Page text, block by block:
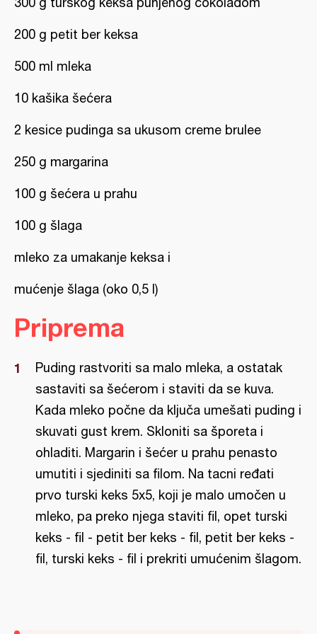
200 g petit ber keksa
500 ml mleka
10 kašika šećera
2 kesice pudinga sa ukusom creme brulee
250 g margarina
100 g šećera u prahu
100 g šlaga
mleko za umakanje keksa i
mućenje šlaga (oko 0,5 l)
Priprema
Puding rastvoriti sa malo mleka, a ostatak
sastaviti sa šećerom i staviti da se kuva.
Kada mleko počne da ključa umešati puding i
skuvati gust krem. Skloniti sa šporeta i
ohladiti. Margarin i šećer u prahu penasto
umutiti i sjediniti sa filom. Na tacni ređati
prvo turski keks 5x5, koji je malo umočen u
mleko, pa preko njega staviti fil, opet turski
keks - fil - petit ber keks - fil, petit ber keks -
fil, turski keks - fil i prekriti umućenim šlagom.